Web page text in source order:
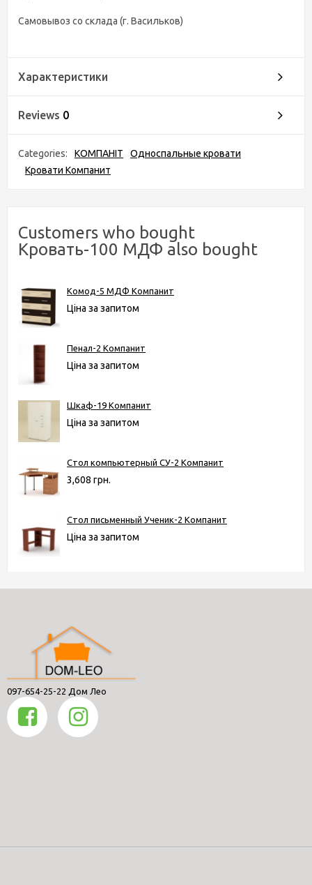
Самовывоз со склада (г. Васильков)
Характеристики
Reviews 0
Categories: КОМПАНІТ
Односпальные кровати
Кровати Компанит
Customers who bought
Кровать-100 МДФ also bought
Комод-5 МДФ Компанит
Ціна за запитом
Пенал-2 Компанит
Ціна за запитом
Шкаф-19 Компанит
Ціна за запитом
Стол компьютерный СУ-2 Компанит
3,608 грн.
Стол письменный Ученик-2 Компанит
Ціна за запитом
097-654-25-22 Дом Лео